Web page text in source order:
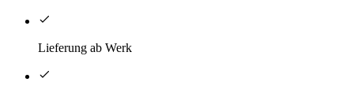
Lieferung ab Werk